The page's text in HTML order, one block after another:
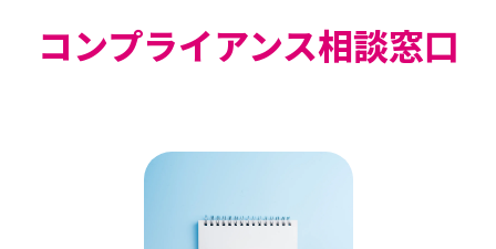
コンプライアンス相談窓口